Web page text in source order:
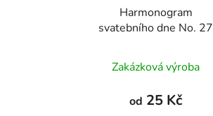
Harmonogram
svatebního dne No. 27
Zakázková výroba
od 25 Kč